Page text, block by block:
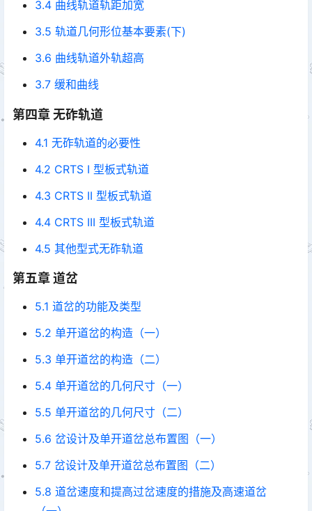
3.4 曲线轨道轨距加宽
3.5 轨道几何形位基本要素(下)
3.6 曲线轨道外轨超高
3.7 缓和曲线
第四章 无砟轨道
4.1 无砟轨道的必要性
4.2 CRTS I 型板式轨道
4.3 CRTS II 型板式轨道
4.4 CRTS III 型板式轨道
4.5 其他型式无砟轨道
第五章 道岔
5.1 道岔的功能及类型
5.2 单开道岔的构造（一）
5.3 单开道岔的构造（二）
5.4 单开道岔的几何尺寸（一）
5.5 单开道岔的几何尺寸（二）
5.6 岔设计及单开道岔总布置图（一）
5.7 岔设计及单开道岔总布置图（二）
5.8 道岔速度和提高过岔速度的措施及高速道岔